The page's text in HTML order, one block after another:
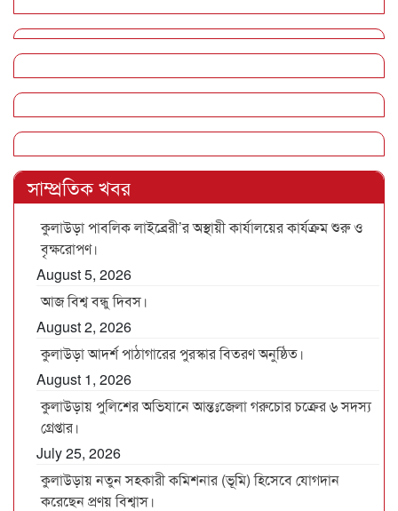
সাম্প্রতিক খবর
কুলাউড়া পাবলিক লাইব্রেরী’র অস্থায়ী কার্যালয়ের কার্যক্রম শুরু ও
বৃক্ষরোপণ।
August 5, 2026
আজ বিশ্ব বন্ধু দিবস।
August 2, 2026
কুলাউড়া আদর্শ পাঠাগারের পুরস্কার বিতরণ অনুষ্ঠিত।
August 1, 2026
কুলাউড়ায় পুলিশের অভিযানে আন্তঃজেলা গরুচোর চক্রের ৬ সদস্য
গ্রেপ্তার।
July 25, 2026
কুলাউড়ায় নতুন সহকারী কমিশনার (ভূমি) হিসেবে যোগদান
করেছেন প্রণয় বিশ্বাস।